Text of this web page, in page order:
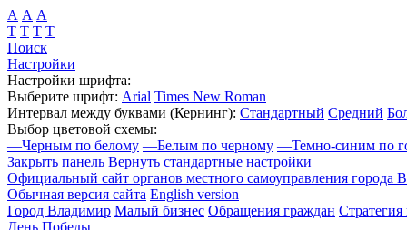
А А А
Т Т Т Т
Поиск
Настройки
Настройки шрифта:
Выберите шрифт: Arial Times New Roman
Интервал между буквами (Кернинг): Стандартный Средний
Выбор цветовой схемы:
—Черным по белому —Белым по черному —Темно-синим по
Закрыть панель Вернуть стандартные настройки
Официальный сайт органов местного самоуправления города
Обычная версия сайта English version
Город Владимир Малый бизнес Обращения граждан Стратегия
День Победы